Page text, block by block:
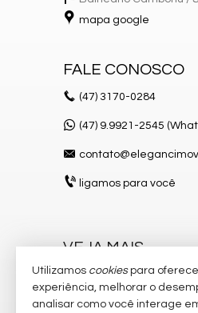
mapa google
FALE CONOSCO
(47) 3170-0284
(47) 9.9921-2545
ligamos para você
VEJA MAIS
receba nosso
indicadores
Utilizamos cookiespara
experiência, melhorar o
analisar como você interage